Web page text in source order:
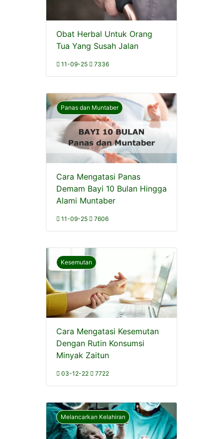
Obat Herbal Untuk Orang
Tua Yang Susah Jalan
11-09-25 7336
Panas dan Muntaber
Cara Mengatasi Panas
Demam Bayi 10 Bulan Hingga
Alami Muntaber
11-09-25 7606
Kesemutan
Cara Mengatasi Kesemutan
Dengan Rutin Konsumsi
Minyak Zaitun
03-12-22 7722
Melancarkan Kelahiran